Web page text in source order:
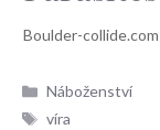
Rubriky
Náboženství
Štítky
víra